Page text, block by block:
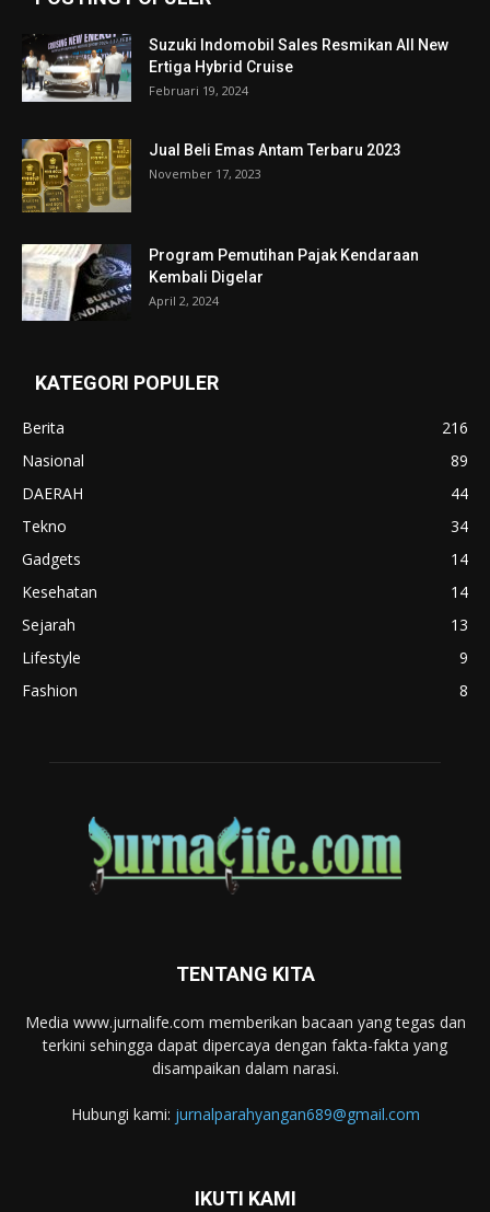
Suzuki Indomobil Sales Resmikan All New
Ertiga Hybrid Cruise
Februari 19, 2024
Jual Beli Emas Antam Terbaru 2023
November 17, 2023
Program Pemutihan Pajak Kendaraan
Kembali Digelar
April 2, 2024
KATEGORI POPULER
Berita
216
Nasional
89
DAERAH
44
Tekno
34
Gadgets
14
Kesehatan
14
Sejarah
13
Lifestyle
9
Fashion
8
TENTANG KITA
Media www.jurnalife.com memberikan bacaan yang tegas dan
terkini sehingga dapat dipercaya dengan fakta-fakta yang
disampaikan dalam narasi.
Hubungi kami: jurnalparahyangan689@gmail.com
IKUTI KAMI